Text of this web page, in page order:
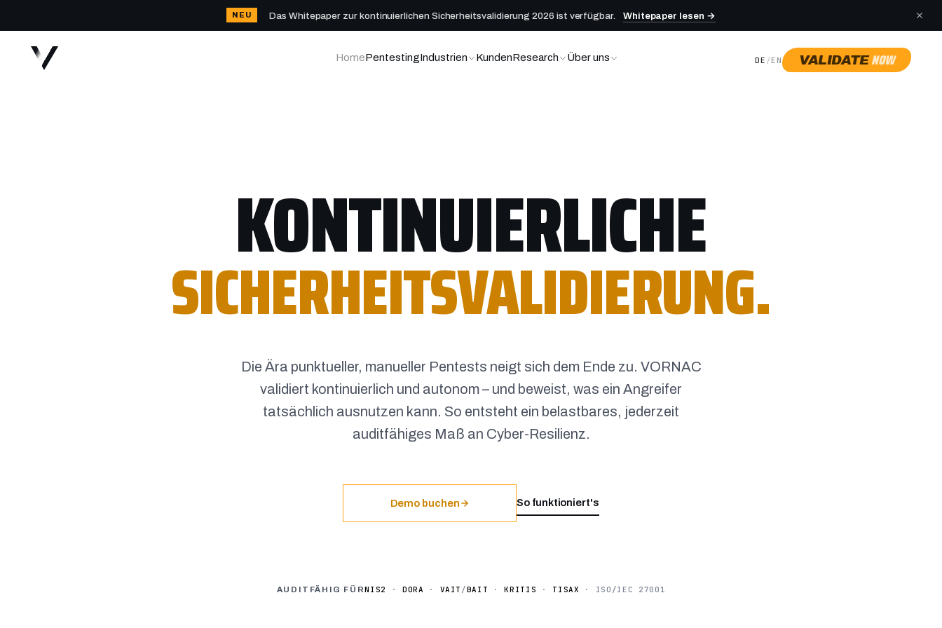
NEU Das Whitepaper zur kontinuierlichen Sicherheitsvalidierung 2026 ist verfügbar. Whitepaper lesen →
HomePentestingIndustrien KundenResearch Über uns DE /EN VALIDATENOW
KONTINUIERLICHE
SICHERHEITSVALIDIERUNG.
Die Ära punktueller, manueller Pentests neigt sich dem Ende zu. VORNAC
validiert kontinuierlich und autonom – und beweist, was ein Angreifer
tatsächlich ausnutzen kann. So entsteht ein belastbares, jederzeit
auditfähiges Maß an Cyber-Resilienz.
Demo buchen So funktioniert's
AUDITFÄHIG FÜRNIS2 · DORA · VAIT /BAIT ·KRITIS · TISAX · ISO/IEC 27001